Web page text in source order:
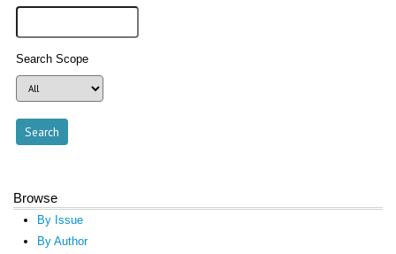
Search Scope
Browse
By Issue
By Author